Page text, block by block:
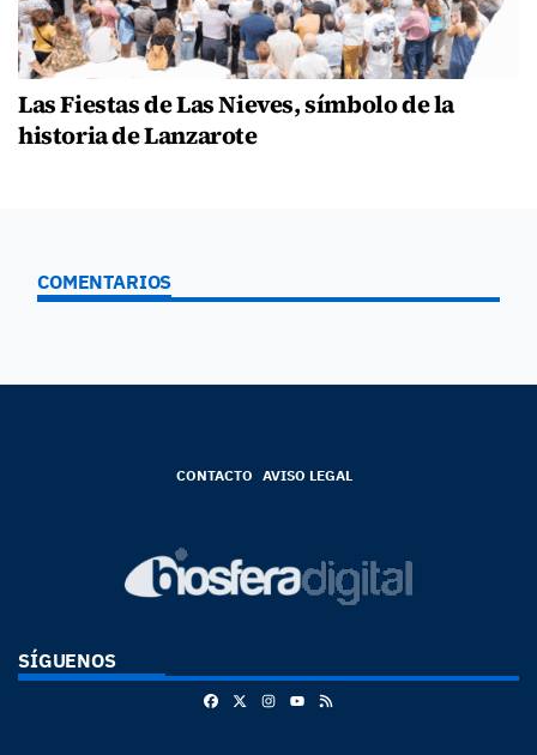
Las Fiestas de Las Nieves, símbolo de la
historia de Lanzarote
COMENTARIOS
CONTACTO AVISO LEGAL
SÍGUENOS
FacebookInstagram